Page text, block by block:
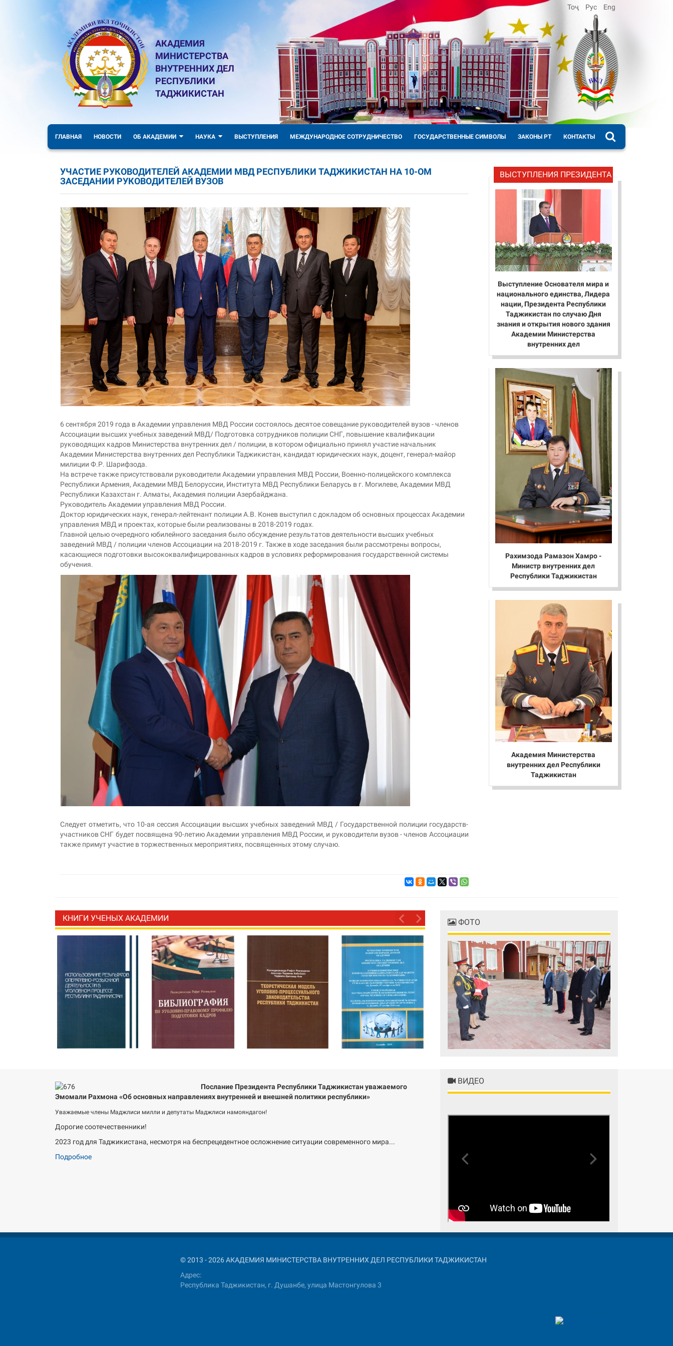
АКАДЕМИЯ
МИНИСТЕРСТВА
ВНУТРЕННИХ ДЕЛ
РЕСПУБЛИКИ
ТАДЖИКИСТАН
Тоҷ Рус Eng
ГЛАВНАЯ НОВОСТИ ОБ АКАДЕМИИ НАУКА ВЫСТУПЛЕНИЯ МЕЖДУНАРОДНОЕ СОТРУДНИЧЕСТВО ГОСУДАРСТВЕННЫЕ СИМВОЛЫ ЗАКОНЫ РТ КОНТАКТЫ
УЧАСТИЕ РУКОВОДИТЕЛЕЙ АКАДЕМИИ МВД РЕСПУБЛИКИ ТАДЖИКИСТАН НА 10-ОМ
ЗАСЕДАНИИ РУКОВОДИТЕЛЕЙ ВУЗОВ
6 сентября 2019 года в Академии управления МВД России состоялось десятое совещание руководителей вузов - членов
Ассоциации высших учебных заведений МВД/ Подготовка сотрудников полиции СНГ, повышение квалификации
руководящих кадров Министерства внутренних дел / полиции, в котором официально принял участие начальник
Академии Министерства внутренних дел Республики Таджикистан, кандидат юридических наук, доцент, генерал-майор
милиции Ф.Р. Шарифзода.
На встрече также присутствовали руководители Академии управления МВД России, Военно-полицейского комплекса
Республики Армения, Академии МВД Белоруссии, Института МВД Республики Беларусь в г. Могилеве, Академии МВД
Республики Казахстан г. Алматы, Академия полиции Азербайджана.
Руководитель Академии управления МВД России.
Доктор юридических наук, генерал-лейтенант полиции А.В. Конев выступил с докладом об основных процессах Академии
управления МВД и проектах, которые были реализованы в 2018-2019 годах.
Главной целью очередного юбилейного заседания было обсуждение результатов деятельности высших учебных
заведений МВД / полиции членов Ассоциации на 2018-2019 г. Также в ходе заседания были рассмотрены вопросы,
касающиеся подготовки высококвалифицированных кадров в условиях реформирования государственной системы
обучения.
Следует отметить, что 10-ая сессия Ассоциации высших учебных заведений МВД / Государственной полиции государств-
участников СНГ будет посвящена 90-летию Академии управления МВД России, и руководители вузов - членов Ассоциации
также примут участие в торжественных мероприятиях, посвященных этому случаю.
ВЫСТУПЛЕНИЯ ПРЕЗИДЕНТА
Выступление Основателя мира и
национального единства, Лидера
нации, Президента Республики
Таджикистан по случаю Дня
знания и открытия нового здания
Академии Министерства
внутренних дел
Рахимзода Рамазон Хамро -
Министр внутренних дел
Республики Таджикистан
Академия Министерства
внутренних дел Республики
Таджикистан
КНИГИ УЧЕНЫХ АКАДЕМИИ ФОТО
Previous Next
Послание Президента Республики Таджикистан уважаемого
Эмомали Рахмона «Об основных направлениях внутренней и внешней политики республики»
Уважаемые члены Маджлиси милли и депутаты Маджлиси намояндагон!
Дорогие соотечественники!
2023 год для Таджикистана, несмотря на беспрецедентное осложнение ситуации современного мира...
Подробное
ВИДЕО
© 2013 - 2026 АКАДЕМИЯ МИНИСТЕРСТВА ВНУТРЕННИХ ДЕЛ РЕСПУБЛИКИ ТАДЖИКИСТАН
Адрес:
Республика Таджикистан, г. Душанбе, улица Мастонгулова 3